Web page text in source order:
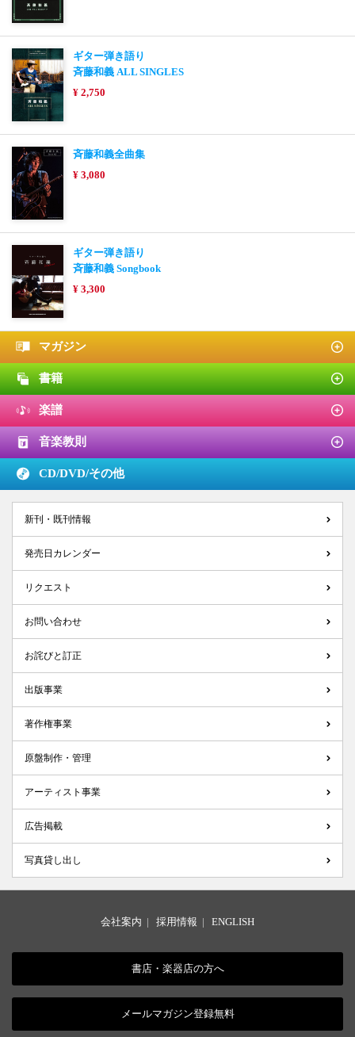
ギター弾き語り
斉藤和義 ALL SINGLES
¥ 2,750
斉藤和義全曲集
¥ 3,080
ギター弾き語り
斉藤和義 Songbook
¥ 3,300
マガジン
書籍
楽譜
音楽教則
CD/DVD/その他
新刊・既刊情報
発売日カレンダー
リクエスト
お問い合わせ
お詫びと訂正
出版事業
著作権事業
原盤制作・管理
アーティスト事業
広告掲載
写真貸し出し
会社案内 | 採用情報 | ENGLISH
書店・楽器店の方へ
メールマガジン登録無料